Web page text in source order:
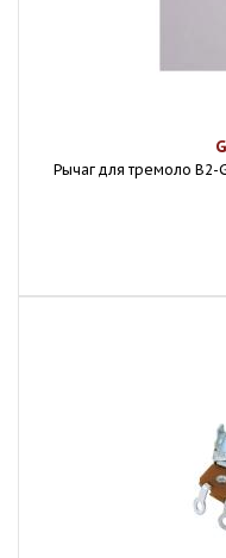
Рычаг для тремоло B2-